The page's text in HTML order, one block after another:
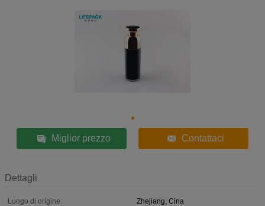
Miglior prezzo Contattaci
Dettagli
Luogo di origine:
Zhejiang, Cina